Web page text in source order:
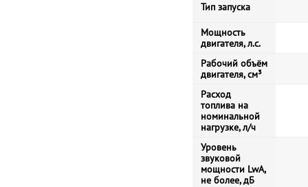
Тип запуска
Мощность
двигателя, л.с.
Рабочий объём
двигателя, см³
Расход
топлива на
номинальной
нагрузке, л/ч
Уровень
звуковой
мощности LwA,
не более, дБ